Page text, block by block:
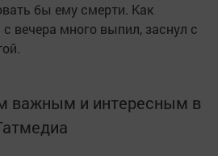
бы ему смерти. Как
вечера много выпил, заснул с
важным и интересным в